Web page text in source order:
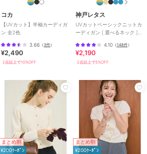
ラウンドネック
/カジュアル
カーディガン
ポリエステル素材/
長袖
/その他袖デザイン
S･7号以下
あり/大きいサイズあり
洗え
アウトドア/クルー・Uネッ
ラウンドネック/
カジュアル
コカ
【UVカット】半袖カーディガ
ン 全2色
3.66 （3件）
¥2,490
2点以上で10%OFF
神戸レタス
UVカットベーシックニットカ
ーディガン [ 選べるネック ]
4.10（148件）
¥2,190
2点以上で5%OFF
まとめ割
¥200ｸｰﾎﾟﾝ
まとめ割
¥200ｸｰﾎﾟﾝ